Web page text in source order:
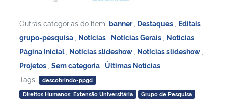
Outras categorias do item: banner Destaques Editais
grupo-pesquisa Notícias Notícias Gerais Notícias
Página Inicial Notícias slideshow Notícias slideshow
Projetos Sem categoria Últimas Notícias
Tags:
descobrindo-ppgd
Direitos Humanos; Extensão Universitária
Grupo de Pesquisa